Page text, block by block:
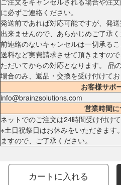
カートに入れる
に必ずご連絡ください。
発送前であれば対応可能ですが、発
出来ませんので、あらかじめご了承
前連絡のないキャンセルは一切承るこ
送料など実費請求させて頂きますの
ただいてからの対応となります。 品
場合のみ、返品・交換を受け付けてお
お客様サポ
info@brainzsolutions.com
営業時間
ネットでのご注文は24時間受け付けて
※土日祝祭日はお休みをいただきます
ますので、ご了承ください。